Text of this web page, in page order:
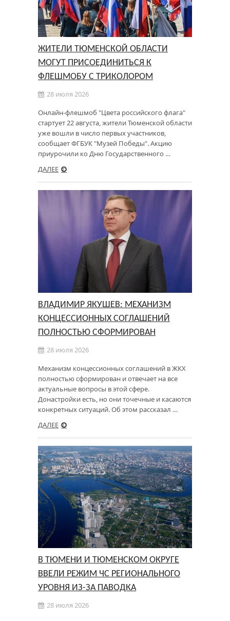
ЖИТЕЛИ ТЮМЕНСКОЙ ОБЛАСТИ
МОГУТ ПРИСОЕДИНИТЬСЯ К
ФЛЕШМОБУ С ТРИКОЛОРОМ
28 июля 2026
Онлайн-флешмоб "Цвета российского флага"
стартует 22 августа, жители Тюменской области
уже вошли в число первых участников,
сообщает ФГБУК "Музей Победы". Акцию
приурочили ко Дню Государственного …
ДАЛЕЕ
ВЛАДИМИР ЯКУШЕВ: МЕХАНИЗМ
КОНЦЕССИОННЫХ СОГЛАШЕНИЙ
ПОЛНОСТЬЮ СФОРМИРОВАН
28 июля 2026
Механизм концессионных соглашений в ЖКХ
полностью сформирован и отвечает на все
актуальные вопросы в этой сфере.
Донастройки есть, но они точечные и касаются
конкретных ситуаций. Об этом рассказал …
ДАЛЕЕ
В ТЮМЕНИ И ТЮМЕНСКОМ ОКРУГЕ
ВВЕЛИ РЕЖИМ ЧС РЕГИОНАЛЬНОГО
УРОВНЯ ИЗ-ЗА ПАВОДКА
28 июля 2026